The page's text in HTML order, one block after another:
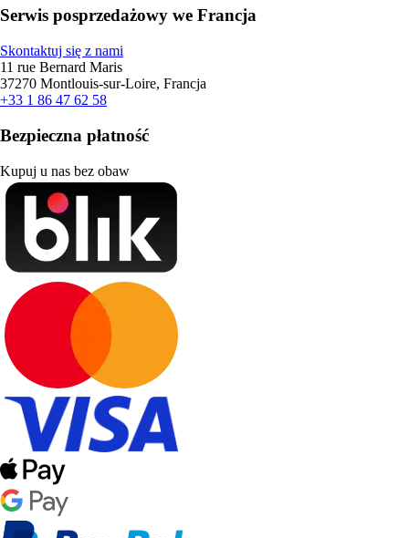
Serwis posprzedażowy we Francja
Skontaktuj się z nami
11 rue Bernard Maris
37270 Montlouis-sur-Loire, Francja
+33 1 86 47 62 58
Bezpieczna płatność
Kupuj u nas bez obaw